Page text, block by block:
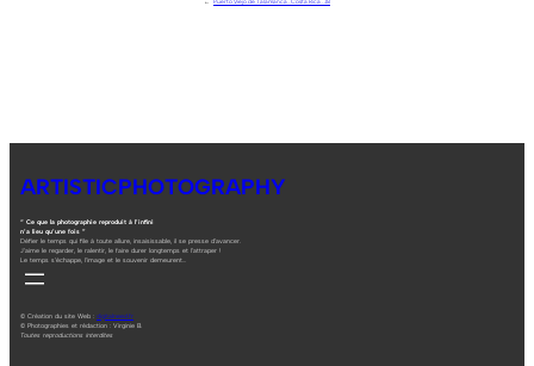
ARTISTICPHOTOGRAPHY
“ Ce que la photographie reproduit à l’infini
n’a lieu qu’une fois ”
Défier le temps qui file à toute allure, insaisissable, il se presse d’avancer.
J’aime le regarder, le ralentir, le faire durer longtemps et l’attraper !
Le temps s’échappe, l’image et le souvenir demeurent…
© Création du site Web : digitalneed.fr
© Photographies et rédaction : Virginie B.
Toutes reproductions interdites